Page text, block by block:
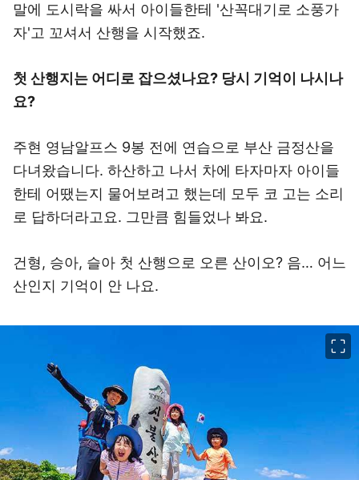
말에 도시락을 싸서 아이들한테 '산꼭대기로 소풍가
자'고 꼬셔서 산행을 시작했죠.
첫 산행지는 어디로 잡으셨나요? 당시 기억이 나시나
요?
주현 영남알프스 9봉 전에 연습으로 부산 금정산을
다녀왔습니다. 하산하고 나서 차에 타자마자 아이들
한테 어땠는지 물어보려고 했는데 모두 코 고는 소리
로 답하더라고요. 그만큼 힘들었나 봐요.
건형, 승아, 슬아 첫 산행으로 오른 산이오? 음… 어느
산인지 기억이 안 나요.